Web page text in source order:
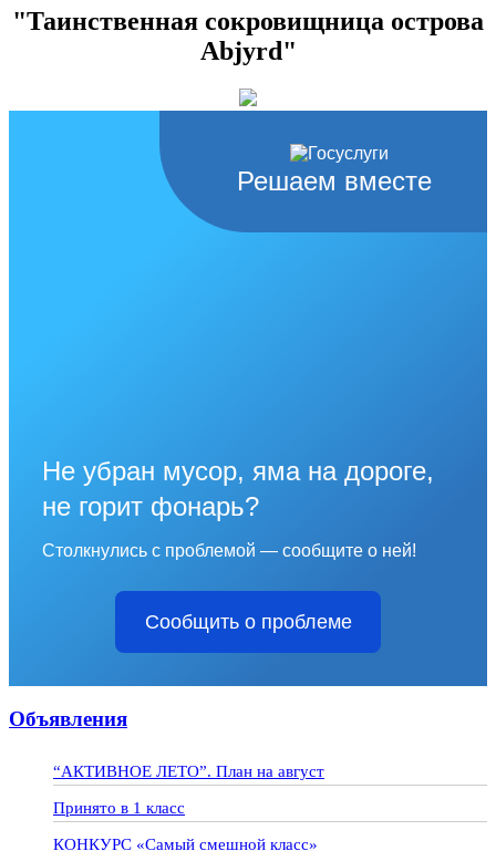
"Таинственная сокровищница острова
Abjyrd"
Решаем вместе
Не убран мусор, яма на дороге,
не горит фонарь?
Столкнулись с проблемой — сообщите о ней!
Сообщить о проблеме
Объявления
“АКТИВНОЕ ЛЕТО”. План на август
Принято в 1 класс
КОНКУРС «Самый смешной класс»